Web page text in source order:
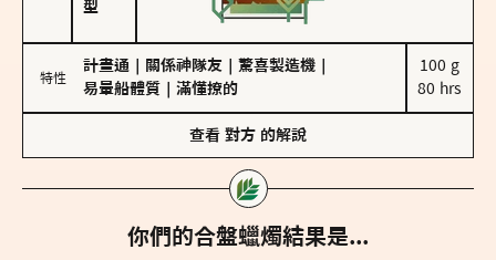
特性
計畫通 關係神隊友 驚喜製造機
易暈船體質
滿懂撩的
100 g
80 hrs
查看 對方 的解說
你們的合盤蠟燭結果是...